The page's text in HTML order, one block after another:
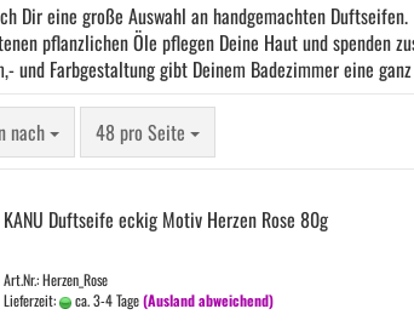
Dir eine große Auswahl an handgemachten Duftseifen.
pflanzlichen Öle pflegen Deine Haut und spenden
und Farbgestaltung gibt Deinem Badezimmer eine
nach
nach 48 pro Seite
pro Seite
KANU Duft­sei­fe eckig Motiv Her­zen Rose 80g
Art.Nr.: Herzen_Rose
Lieferzeit:
ca. 3-4 Tage(Ausland abweichend)